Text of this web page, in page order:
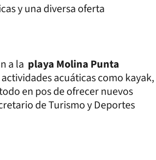
y una diversa oferta
a la playa Molina Punta
acuáticas como kayak,
en pos de ofrecer nuevos
de Turismo y Deportes